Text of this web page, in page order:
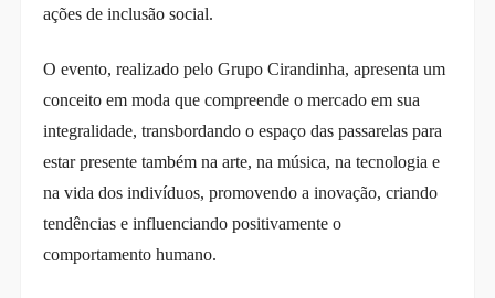
ações de inclusão social.
O evento, realizado pelo Grupo Cirandinha, apresenta um
conceito em moda que compreende o mercado em sua
integralidade, transbordando o espaço das passarelas para
estar presente também na arte, na música, na tecnologia e
na vida dos indivíduos, promovendo a inovação, criando
tendências e influenciando positivamente o
comportamento humano.